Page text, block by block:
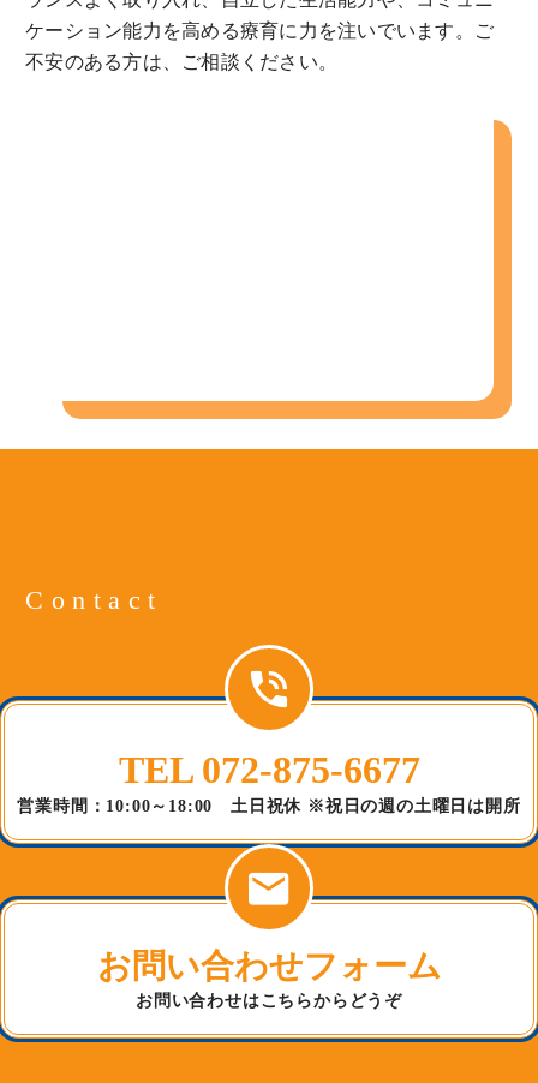
ケーション能力を高める療育に力を注いでいます。ご
不安のある方は、ご相談ください。
Contact
TEL 072-875-6677
営業時間：10:00～18:00 土日祝休 ※祝日の週の土曜日は開所
お問い合わせフォーム
お問い合わせはこちらからどうぞ